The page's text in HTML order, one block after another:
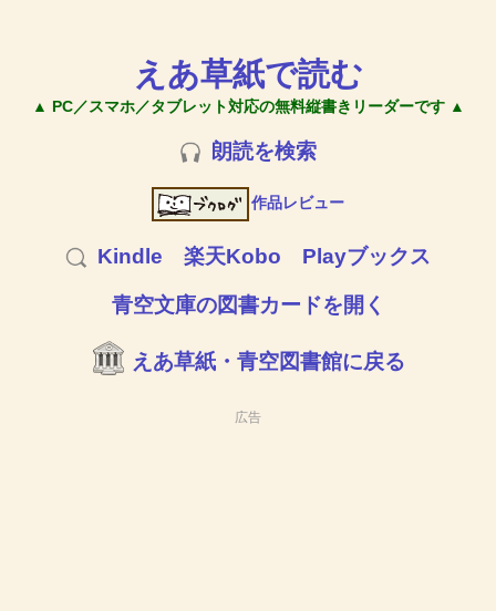
えあ草紙で読む
▲ PC／スマホ／タブレット対応の無料縦書きリーダーです ▲
朗読を検索
作品レビュー
Kindle 楽天Kobo Playブックス
青空文庫の図書カードを開く
えあ草紙・青空図書館に戻る
広告